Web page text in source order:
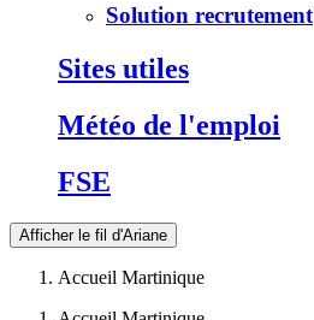
Solution recrutement
Sites utiles
Météo de l'emploi
FSE
Afficher le fil d'Ariane
Accueil Martinique